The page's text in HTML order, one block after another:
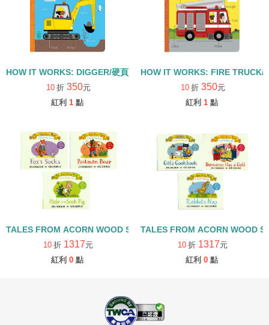
HOW IT WORKS: DIGGER/硬頁書
10 折 350元
紅利 1 點
HOW IT WORKS: FIRE TRUCK/
10 折 350元
紅利 1 點
TALES FROM ACORN WOOD STORY COLLECTION 觀察探索組/
10 折 1317元
紅利 0 點
TALES FROM ACORN WOOD
10 折 1317元
紅利 0 點